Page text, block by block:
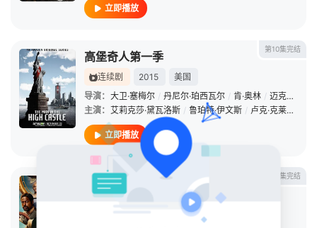
立即播放
第10集完结
高堡奇人第一季
连续剧 2015
美国
导演： 大卫·塞梅尔 / 丹尼尔·珀西瓦尔 / 肯·奥林 / 迈克尔·瑞迈尔
主演： 艾莉克莎·黛瓦洛斯 / 鲁珀特·伊文斯 / 卢克·克莱恩坦克
立即播放
第8集完结
华盛顿·布莱克
2025
美国